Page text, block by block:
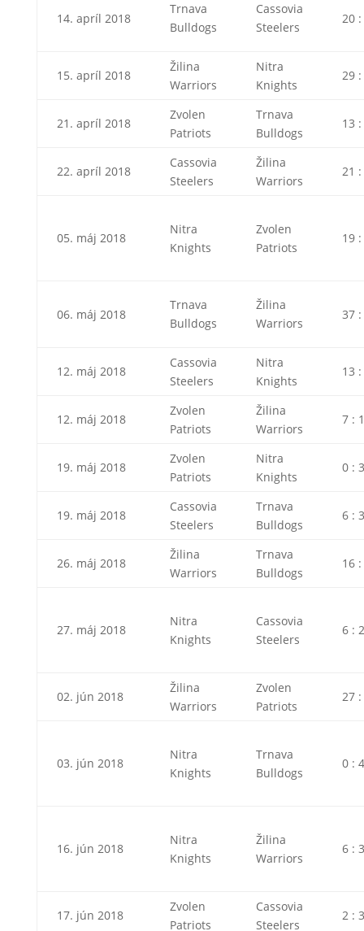
14. apríl 2018
Trnava
Bulldogs
Cassovia
Steelers
20
15. apríl 2018
Žilina
Warriors
Nitra
Knights
29 :
21. apríl 2018
Zvolen
Patriots
Trnava
Bulldogs
13
22. apríl 2018
Cassovia
Steelers
Žilina
Warriors
21 :
05. máj 2018
Nitra
Knights
Zvolen
Patriots
19
06. máj 2018
Trnava
Bulldogs
Žilina
Warriors
37 :
12. máj 2018
Cassovia
Steelers
Nitra
Knights
13
12. máj 2018
Zvolen
Patriots
Žilina
Warriors
7 :
19. máj 2018
Zvolen
Patriots
Nitra
Knights
0 :
19. máj 2018
Cassovia
Steelers
Trnava
Bulldogs
6 :
26. máj 2018
Žilina
Warriors
Trnava
Bulldogs
16
27. máj 2018
Nitra
Knights
Cassovia
Steelers
6 :
02. jún 2018
Žilina
Warriors
Zvolen
Patriots
27 :
03. jún 2018
Nitra
Knights
Trnava
Bulldogs
0 :
16. jún 2018
Nitra
Knights
Žilina
Warriors
6 :
17. jún 2018
Zvolen
Patriots
Cassovia
Steelers
2 :